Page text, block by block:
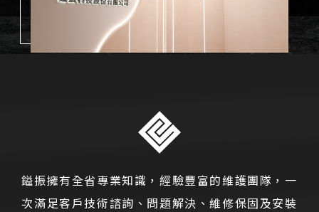
鎰振擁有全省專業知識，經驗豐富的維護團隊，一
次滿足客戶技術諮詢、問題解決、維修保固及安裝